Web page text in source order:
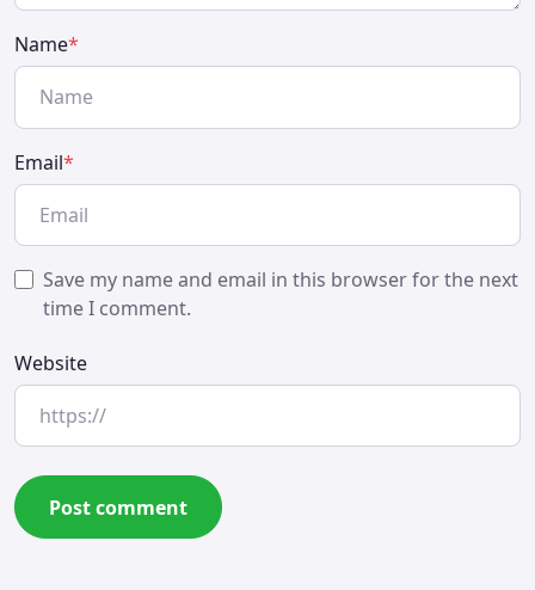
Name*
Email*
Save my name and email in this browser for the next
time I comment.
Website